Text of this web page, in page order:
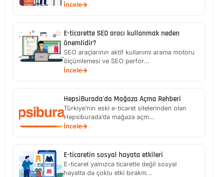
İncele
E-ticarette SEO aracı kullanmak neden
önemlidir?
SEO araçlarının aktif kullanımı arama motoru
ölçümlemesi ve SEO perfor...
İncele
HepsiBurada'da Mağaza Açma Rehberi
Türkiye’nin eski e-ticaret sitelerinden olan
Hepsiburada’da mağaza açm...
İncele
E-ticaretin sosyal hayata etkileri
E-ticaret yalnızca ticarette değil sosyal
hayatta da çoklu etki bırakm...